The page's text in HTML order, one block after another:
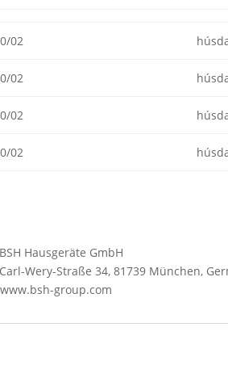
02
02
02
02
Hausgeräte GmbH
Straße 34, 81739 München,
group.com